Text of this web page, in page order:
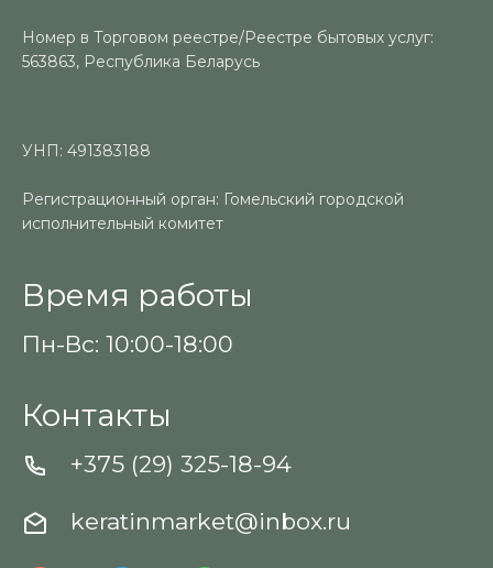
Номер в Торговом реестре/Реестре бытовых услуг:
563863, Республика Беларусь
УНП: 491383188
Регистрационный орган: Гомельский городской
исполнительный комитет
Время работы
Пн-Вс: 10:00-18:00
Контакты
+375 (29) 325-18-94
keratinmarket@inbox.ru